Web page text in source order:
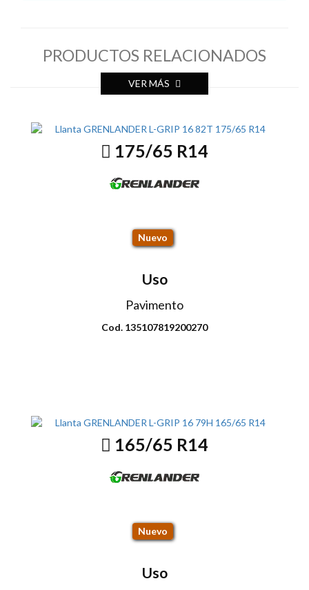
PRODUCTOS RELACIONADOS
VER MÁS
175/65 R14
Nuevo
Uso
Pavimento
Cod. 135107819200270
165/65 R14
Nuevo
Uso